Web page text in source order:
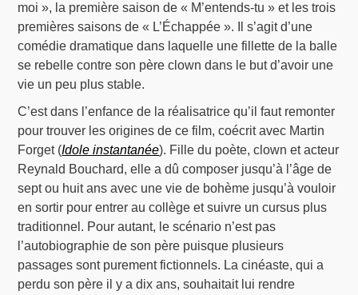
moi », la première saison de « M’entends-tu » et les trois
premières saisons de « L’Échappée ». Il s’agit d’une
comédie dramatique dans laquelle une fillette de la balle
se rebelle contre son père clown dans le but d’avoir une
vie un peu plus stable.
C’est dans l’enfance de la réalisatrice qu’il faut remonter
pour trouver les origines de ce film, coécrit avec Martin
Forget (Idole instantanée). Fille du poète, clown et acteur
Reynald Bouchard, elle a dû composer jusqu’à l’âge de
sept ou huit ans avec une vie de bohème jusqu’à vouloir
en sortir pour entrer au collège et suivre un cursus plus
traditionnel. Pour autant, le scénario n’est pas
l’autobiographie de son père puisque plusieurs
passages sont purement fictionnels. La cinéaste, qui a
perdu son père il y a dix ans, souhaitait lui rendre